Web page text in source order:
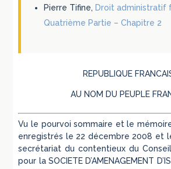
Pierre Tifine, Droit administratif
Quatrième Partie – Chapitre 2
REPUBLIQUE
AU NOM DU PEUPLE
Vu le pourvoi sommaire et le
enregistrés le 22 décembre 2008 et
secrétariat du contentieux du
pour la SOCIETE D’AMENAGEMENT